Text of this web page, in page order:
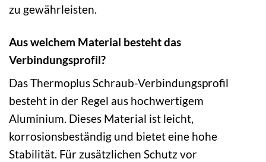
zu gewährleisten.
Aus welchem Material besteht das
Verbindungsprofil?
Das Thermoplus Schraub-Verbindungsprofil
besteht in der Regel aus hochwertigem
Aluminium. Dieses Material ist leicht,
korrosionsbeständig und bietet eine hohe
Stabilität. Für zusätzlichen Schutz vor